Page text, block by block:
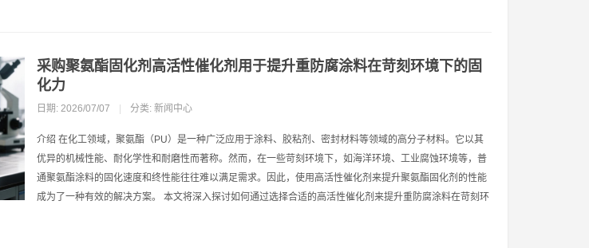
采购聚氨酯固化剂高活性催化剂用于提升重防腐涂料在苛刻环境下的固
化力
日期: 2026/07/07 分类: 新闻中心
介绍 在化工领域，聚氨酯（PU）是一种广泛应用于涂料、胶粘剂、密封材料等领域的高分子材料。它以其
优异的机械性能、耐化学性和耐磨性而著称。然而，在一些苛刻环境下，如海洋环境、工业腐蚀环境等，普
通聚氨酯涂料的固化速度和终性能往往难以满足需求。因此，使用高活性催化剂来提升聚氨酯固化剂的性能
成为了一种有效的解决方案。 本文将深入探讨如何通过选择合适的高活性催化剂来提升重防腐涂料在苛刻环